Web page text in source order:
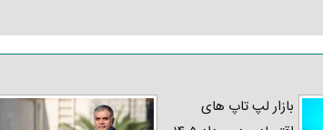
بازار لپ‌ تاپ‌ های